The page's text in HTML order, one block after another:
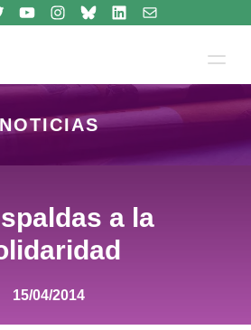
en Twitter
Síguenos en Youtube
Síguenos en Instagram
Bluesky
Síguenos en Linkedincontacto
a la
15/04/2014